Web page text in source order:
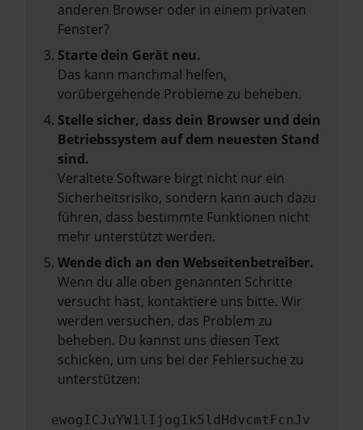
anderen Browser oder in einem privaten
Fenster?
Starte dein Gerät neu.
Das kann manchmal helfen,
vorübergehende Probleme zu beheben.
Stelle sicher, dass dein Browser und dein
Betriebssystem auf dem neuesten Stand
sind.
Veraltete Software birgt nicht nur ein
Sicherheitsrisiko, sondern kann auch dazu
führen, dass bestimmte Funktionen nicht
mehr unterstützt werden.
Wende dich an den Webseitenbetreiber.
Wenn du alle oben genannten Schritte
versucht hast, kontaktiere uns bitte. Wir
werden versuchen, das Problem zu
beheben. Du kannst uns diesen Text
schicken, um uns bei der Fehlersuche zu
unterstützen:
ewogICJuYW1lIjogIk5ldHdvcmtFcnJv